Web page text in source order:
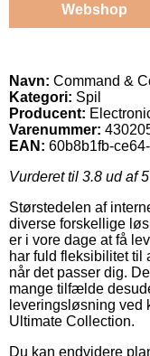
Webshop
Navn: Command &
Kategori: Spil
Producent:
Varenummer:
EAN: 60b8b1fb-
Vurderet til 3.8 ud af
Størstedelen af
diverse forskellige
er i vore dage at få
har fuld fleksibilitet
når det passer dig.
mange tilfælde
leveringsløsning ved
Ultimate Collection.
Du kan endvidere